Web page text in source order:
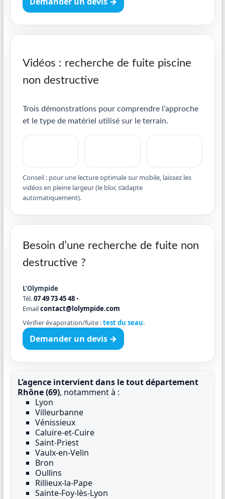
Vidéos : recherche de fuite piscine
non destructive
Trois démonstrations pour comprendre l’approche
et le type de matériel utilisé sur le terrain.
Conseil : pour une lecture optimale sur mobile, laissez les
vidéos en pleine largeur (le bloc s’adapte
automatiquement).
Besoin d’une recherche de fuite non
destructive ?
L’Olympide
Tél.07 49 73 45 48•
Emailcontact@lolympide.com
Vérifier évaporation/fuite :test du seau.
Demander un devis →
L’agence intervient dans le tout département
Rhône (69), notamment à :
Lyon
Villeurbanne
Vénissieux
Caluire-et-Cuire
Saint-Priest
Vaulx-en-Velin
Bron
Oullins
Rillieux-la-Pape
Sainte-Foy-lès-Lyon